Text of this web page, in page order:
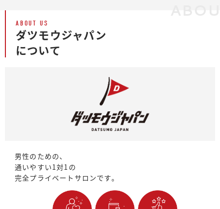
ABOUT US
ダツモウジャパン
について
男性のための、
通いやすい1対1の
完全プライベートサロンです。